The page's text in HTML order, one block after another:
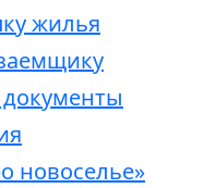
жилья
новоселье»